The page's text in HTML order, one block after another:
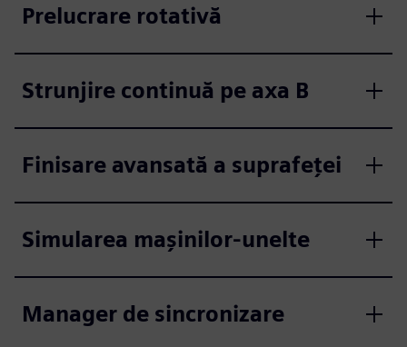
Prelucrare rotativă
Strunjire continuă pe axa B
Finisare avansată a suprafeței
Simularea mașinilor-unelte
Manager de sincronizare